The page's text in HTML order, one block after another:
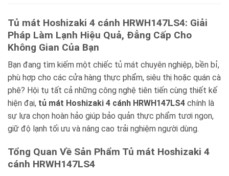
Tủ mát Hoshizaki 4 cánh HRWH147LS4: Giải
Pháp Làm Lạnh Hiệu Quả, Đẳng Cấp Cho
Không Gian Của Bạn
Bạn đang tìm kiếm một chiếc tủ mát chuyên nghiệp, bền bỉ,
phù hợp cho các cửa hàng thực phẩm, siêu thị hoặc quán cà
phê? Hội tụ tất cả những công nghệ tiên tiến cùng thiết kế
hiện đại, tủ mát Hoshizaki 4 cánh HRWH147LS4 chính là
sự lựa chọn hoàn hảo giúp bảo quản thực phẩm tươi ngon,
giữ độ lạnh tối ưu và nâng cao trải nghiệm người dùng.
Tổng Quan Về Sản Phẩm Tủ mát Hoshizaki 4
cánh HRWH147LS4